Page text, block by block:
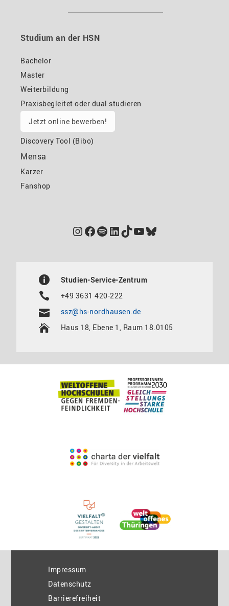
Studium an der HSN
Bachelor
Master
Weiterbildung
Praxisbegleitet oder dual studieren
Jetzt online bewerben!
Discovery Tool (Bibo)
Mensa
Karzer
Fanshop
Instagram
Facebook
Spotify
LinkedIn
TikTok
YouTube
Bluesky
Studien-Service-Zentrum
+49 3631 420-222
ssz@hs-nordhausen.de
Haus 18, Ebene 1, Raum 18.0105
Impressum
Datenschutz
Barrierefreiheit